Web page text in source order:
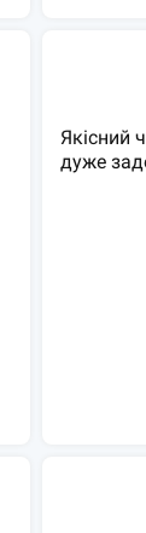
Якісний
дуже